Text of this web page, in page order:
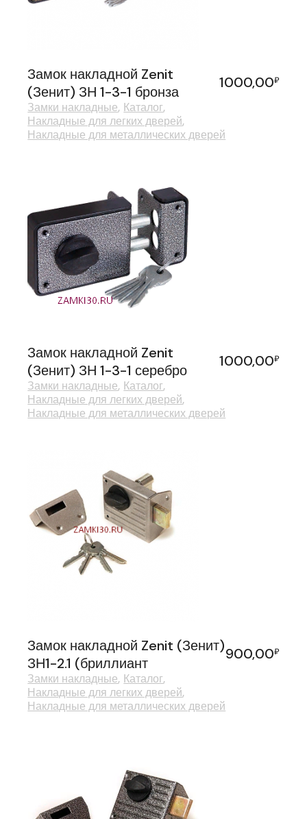
Замок накладной Zenit
(Зенит) ЗН 1-3-1 бронза
1000,00₽
Замки накладные Каталог
Накладные для легких дверей
Накладные для металлических дверей
Замок накладной Zenit
(Зенит) ЗН 1-3-1 серебро
1000,00₽
Замки накладные Каталог
Накладные для легких дверей
Накладные для металлических дверей
Замок накладной Zenit (Зенит)
ЗН1-2.1 (бриллиант
900,00₽
Замки накладные Каталог
Накладные для легких дверей
Накладные для металлических дверей